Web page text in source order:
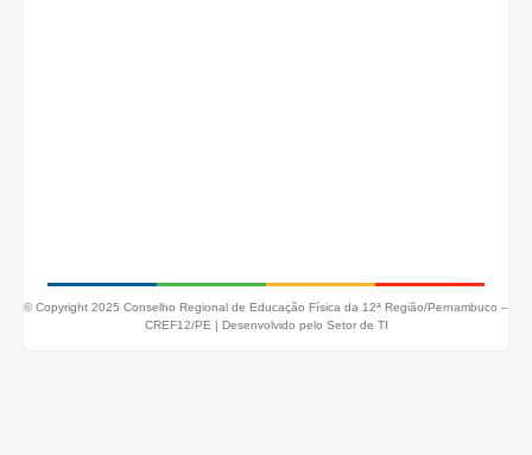
© Copyright 2025 Conselho Regional de Educação Física da 12ª Região/Pernambuco –
CREF12/PE | Desenvolvido pelo Setor de TI